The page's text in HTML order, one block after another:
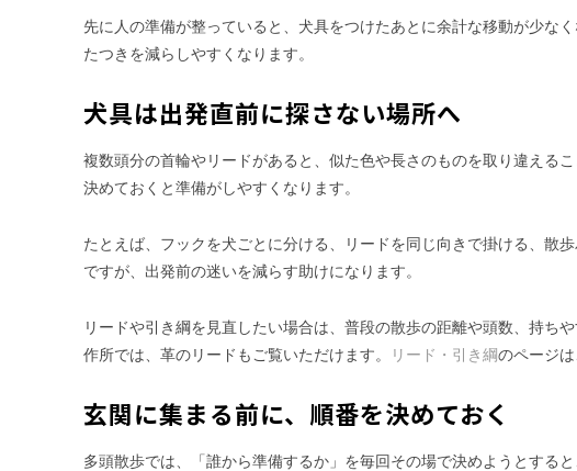
先に人の準備が整っていると、犬具をつけたあとに余計な移動が少な
たつきを減らしやすくなります。
犬具は出発直前に探さない場所へ
複数頭分の首輪やリードがあると、似た色や長さのものを取り違える
決めておくと準備がしやすくなります。
たとえば、フックを犬ごとに分ける、リードを同じ向きで掛ける、散
ですが、出発前の迷いを減らす助けになります。
リードや引き綱を見直したい場合は、普段の散歩の距離や頭数、持ち
作所では、革のリードもご覧いただけます。
リード・引き綱のページ
玄関に集まる前に、順番を決めておく
多頭散歩では、「誰から準備するか」を毎回その場で決めようとする